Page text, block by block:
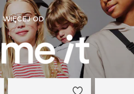
WIĘCEJ OD